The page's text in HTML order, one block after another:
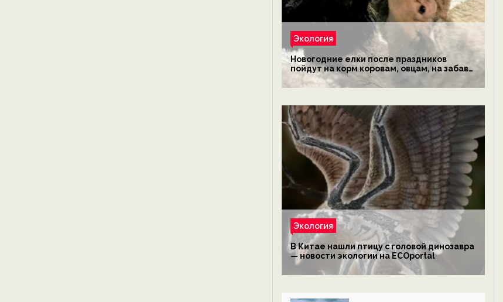
Экология
Новогодние елки после праздников
пойдут на корм коровам, овцам, на забаву
обезьянам, львам и леопардам — новости
экологии на ECOportal
Экология
В Китае нашли птицу с головой динозавра
— новости экологии на ECOportal